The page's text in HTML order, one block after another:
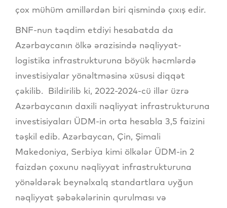
çox mühüm amillərdən biri qismində çıxış edir.
BNF-nun təqdim etdiyi hesabatda da
Azərbaycanın ölkə ərazisində nəqliyyat-
logistika infrastrukturuna böyük həcmlərdə
investisiyalar yönəltməsinə xüsusi diqqət
çəkilib. Bildirilib ki, 2022-2024-cü illər üzrə
Azərbaycanın daxili nəqliyyat infrastrukturuna
investisiyaları ÜDM-in orta hesabla 3,5 faizini
təşkil edib. Azərbaycan, Çin, Şimali
Makedoniya, Serbiya kimi ölkələr ÜDM-in 2
faizdən çoxunu nəqliyyat infrastrukturuna
yönəldərək beynəlxalq standartlara uyğun
nəqliyyat şəbəkələrinin qurulması və